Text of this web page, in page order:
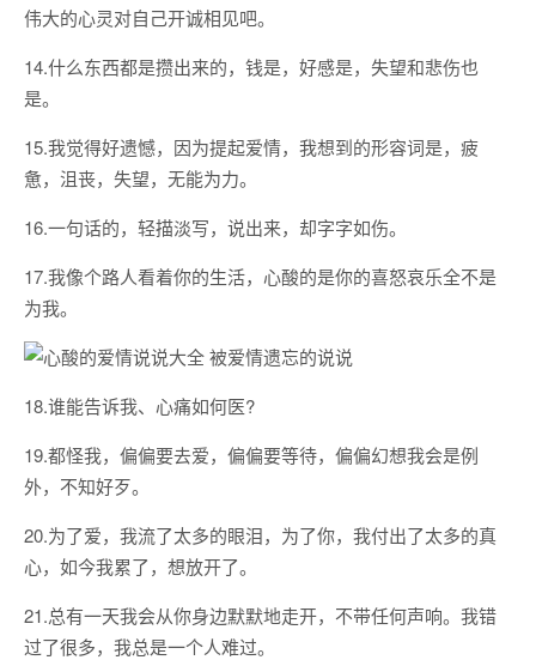
伟大的心灵对自己开诚相见吧。
14.什么东西都是攒出来的，钱是，好感是，失望和悲伤也
是。
15.我觉得好遗憾，因为提起爱情，我想到的形容词是，疲
惫，沮丧，失望，无能为力。
16.一句话的，轻描淡写，说出来，却字字如伤。
17.我像个路人看着你的生活，心酸的是你的喜怒哀乐全不是
为我。
18.谁能告诉我、心痛如何医?
19.都怪我，偏偏要去爱，偏偏要等待，偏偏幻想我会是例
外，不知好歹。
20.为了爱，我流了太多的眼泪，为了你，我付出了太多的真
心，如今我累了，想放开了。
21.总有一天我会从你身边默默地走开，不带任何声响。我错
过了很多，我总是一个人难过。